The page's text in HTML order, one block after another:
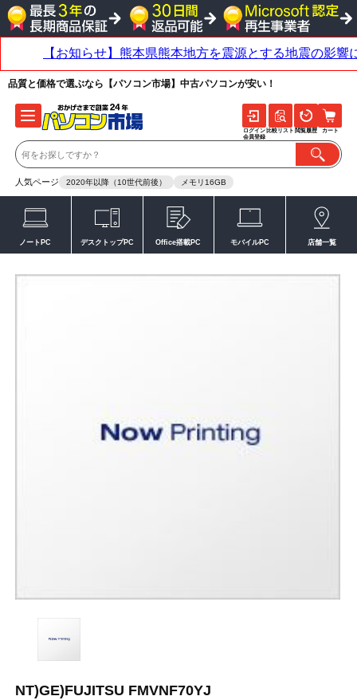
品質と価格で選ぶなら【パソコン市場】中古パソコンが安い！
人気ページ 2020年以降（10世代前後） メモリ16GB
ログイン
会員登録
比較リスト 閲覧履歴 カート
ノートPC デスクトップPC Office搭載PC モバイルPC 店舗一覧
NT)GE)FUJITSU FMVNF70YJ